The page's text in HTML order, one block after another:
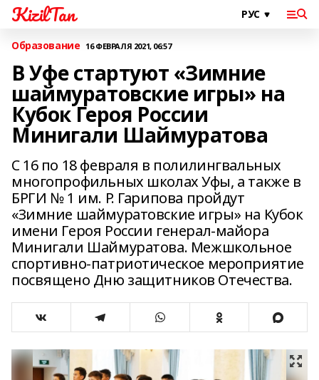
KizilTan
Образование 16 ФЕВРАЛЯ 2021, 06:57
В Уфе стартуют «Зимние
шаймуратовские игры» на
Кубок Героя России
Минигали Шаймуратова
С 16 по 18 февраля в полилингвальных
многопрофильных школах Уфы, а также в
БРГИ № 1 им. Р. Гарипова пройдут
«Зимние шаймуратовские игры» на Кубок
имени Героя России генерал-майора
Минигали Шаймуратова. Межшкольное
спортивно-патриотическое мероприятие
посвящено Дню защитников Отечества.